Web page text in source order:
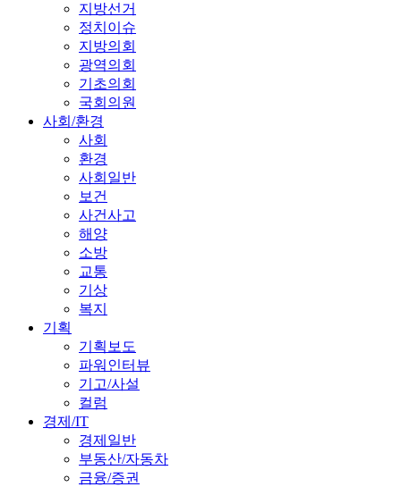
지방선거
정치이슈
지방의회
광역의회
기초의회
국회의원
사회/환경
사회
환경
사회일반
보건
사건사고
해양
소방
교통
기상
복지
기획
기획보도
파워인터뷰
기고/사설
컬럼
경제/IT
경제일반
부동산/자동차
금융/증권